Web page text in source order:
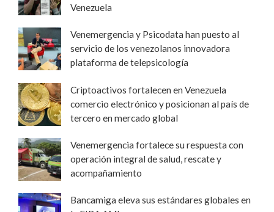
Venezuela
Venemergencia y Psicodata han puesto al
servicio de los venezolanos innovadora
plataforma de telepsicología
Criptoactivos fortalecen en Venezuela
comercio electrónico y posicionan al país de
tercero en mercado global
Venemergencia fortalece su respuesta con
operación integral de salud, rescate y
acompañamiento
Bancamiga eleva sus estándares globales en